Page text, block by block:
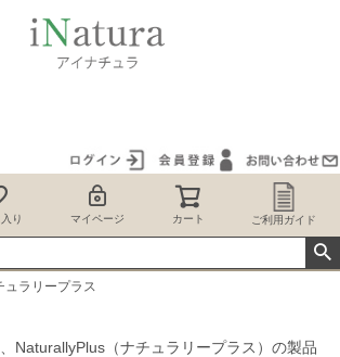
り マイページ カート ご利用ガイド
ュラリープラス
NaturallyPlus（ナチュラリープラス）の製品